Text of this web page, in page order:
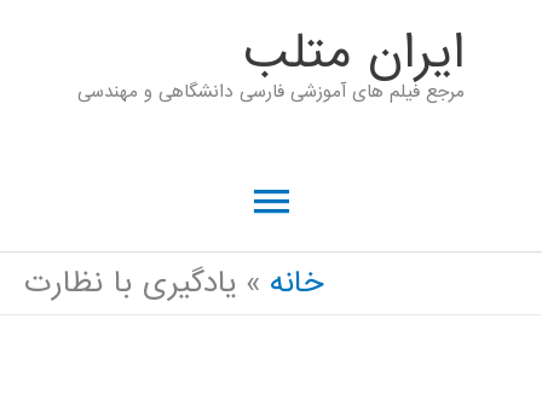
ايران متلب
مرجع فیلم های آموزشی فارسی دانشگاهی و مهندسی
فهرست
اصلیخانه یادگیری با نظارت